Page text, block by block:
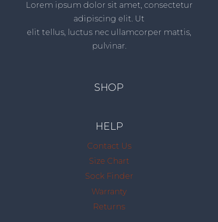
Lorem ipsum dolor sit amet, consectetur
adipiscing elit. Ut
elit tellus, luctus nec ullamcorper mattis,
pulvinar.
SHOP
HELP
Contact Us
Size Chart
Sock Finder
Warranty
Returns